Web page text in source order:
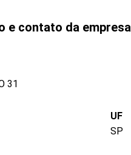
e contato da empresa
31
UF
SP